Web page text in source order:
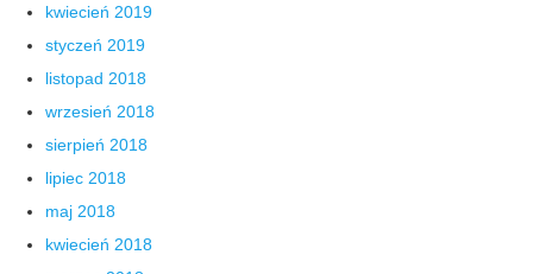
kwiecień 2019
styczeń 2019
listopad 2018
wrzesień 2018
sierpień 2018
lipiec 2018
maj 2018
kwiecień 2018